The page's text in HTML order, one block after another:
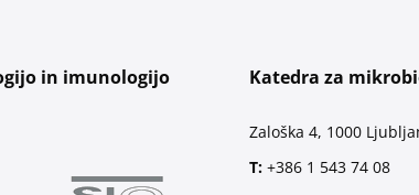
in imunologijo Katedra za
Zaloška 4, 1000
T: +386 1 543 74 08